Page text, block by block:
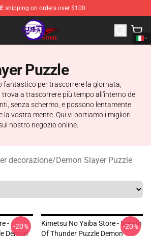
shipping on orders over $100
Store - Official Kimetsu no Yaiba
Puzzle
fantastico per trascorrere la giornata,
a trascorrere più tempo all'interno del
senza schermo, e possono lentamente
la vostra mente. Qui vi portiamo i migliori
nostro negozio online.
decorazione/Demon Slayer Puzzle
-
Demon
-20%
Kimetsu No Yaiba Store - Breath
Of Thunder Puzzle Demon
-20%